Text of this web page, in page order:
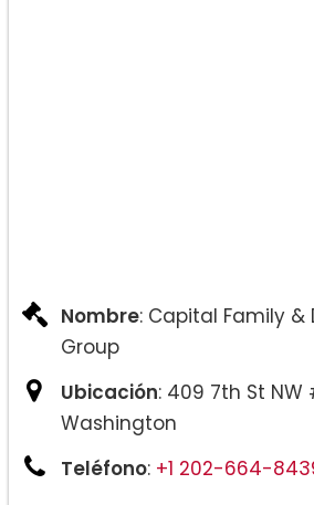
Nombre: Capital Family &
Group
Ubicación: 409 7th St
Washington
Teléfono: +1 202-664-